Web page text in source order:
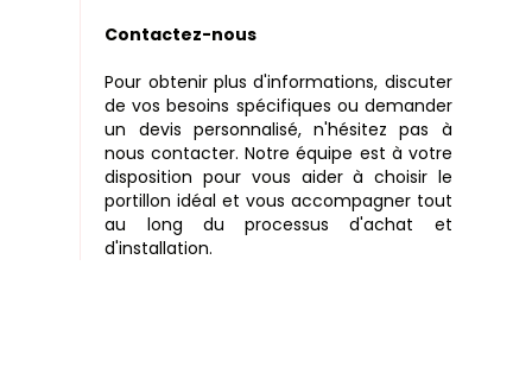
Contactez-nous
Pour obtenir plus d'informations, discuter
de vos besoins spécifiques ou demander
un devis personnalisé, n'hésitez pas à
nous contacter. Notre équipe est à votre
disposition pour vous aider à choisir le
portillon idéal et vous accompagner tout
au long du processus d'achat et
d'installation.